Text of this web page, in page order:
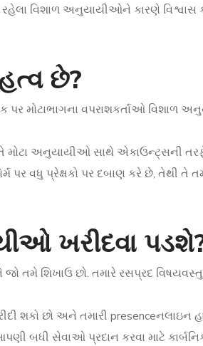
વિશાળ અનુયાયીઓને કારણે વિશ્વાસ
છે?
મોટાભાગના વપરાશકર્તાઓ વિશાળ
અનુયાયીઓ સાથે એકાઉન્ટ્સની
પર વધુ પ્રેક્ષકો પર દબાણ કરે છે, તેથી
ખરીદવા
શિખાઉ છો. તમારે રસપ્રદ
શકો છો અને તમારી presenceનલાઇન
બધી સેવાઓ પ્રદાન કરવા માટે